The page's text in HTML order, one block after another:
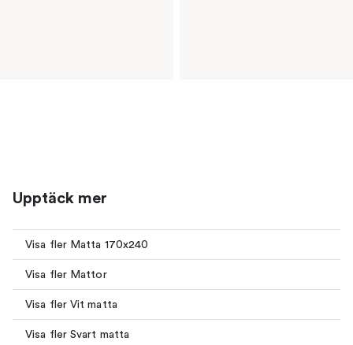
Upptäck mer
Visa fler Matta 170x240
Visa fler Mattor
Visa fler Vit matta
Visa fler Svart matta